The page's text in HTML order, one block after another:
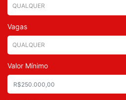
Vagas
Valor Mínimo